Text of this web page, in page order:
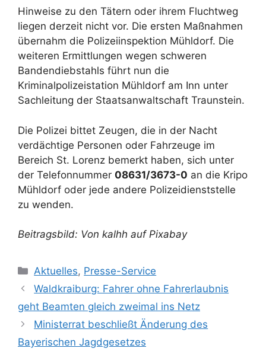
Hinweise zu den Tätern oder ihrem Fluchtweg
liegen derzeit nicht vor. Die ersten Maßnahmen
übernahm die Polizeiinspektion Mühldorf. Die
weiteren Ermittlungen wegen schweren
Bandendiebstahls führt nun die
Kriminalpolizeistation Mühldorf am Inn unter
Sachleitung der Staatsanwaltschaft Traunstein.
Die Polizei bittet Zeugen, die in der Nacht
verdächtige Personen oder Fahrzeuge im
Bereich St. Lorenz bemerkt haben, sich unter
der Telefonnummer 08631/3673-0 an die Kripo
Mühldorf oder jede andere Polizeidienststelle
zu wenden.
Beitragsbild: Von kalhh auf Pixabay
Kategorien
Aktuelles, Presse-Service
Waldkraiburg: Fahrer ohne Fahrerlaubnis
geht Beamten gleich zweimal ins Netz
Ministerrat beschließt Änderung des
Bayerischen Jagdgesetzes